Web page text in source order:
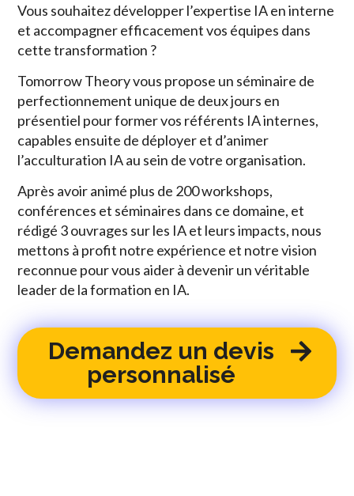
Vous souhaitez développer l’expertise IA en interne
et accompagner efficacement vos équipes dans
cette transformation ?
Tomorrow Theory vous propose un séminaire de
perfectionnement unique de deux jours en
présentiel pour former vos référents IA internes,
capables ensuite de déployer et d’animer
l’acculturation IA au sein de votre organisation.
Après avoir animé plus de 200 workshops,
conférences et séminaires dans ce domaine, et
rédigé 3 ouvrages sur les IA et leurs impacts, nous
mettons à profit notre expérience et notre vision
reconnue pour vous aider à devenir un véritable
leader de la formation en IA.
Demandez un devis
personnalisé